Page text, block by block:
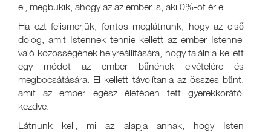
el, megbukik, ahogy az az ember is, aki 0%-ot ér el.
Ha ezt felismerjük, fontos meglátnunk, hogy az első
dolog, amit Istennek tennie kellett az ember Istennel
való közösségének helyreállítására, hogy találnia kellett
egy módot az ember bűnének elvételére és
megbocsátására. El kellett távolítania az összes bűnt,
amit az ember egész életében tett gyerekkorától
kezdve.
Látnunk kell, mi az alapja annak, hogy Isten